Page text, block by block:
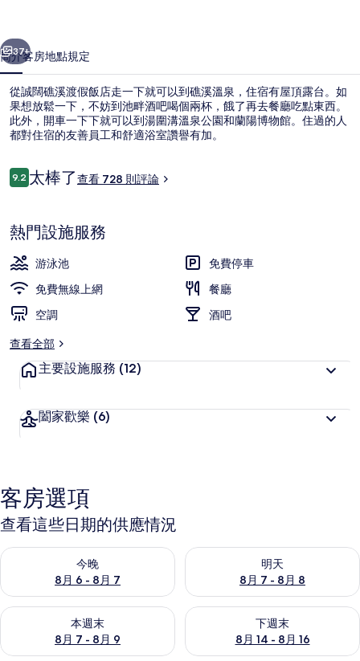
店
的
相
片
個 下一個
37+
簡介客房地點規定
從誠闊礁溪渡假飯店走一下就可以到礁溪溫泉，住宿有屋頂露台。如
果想放鬆一下，不妨到池畔酒吧喝個兩杯，餓了再去餐廳吃點東西。
此外，開車一下下就可以到湯圍溝溫泉公園和蘭陽博物館。住過的人
都對住宿的友善員工和舒適浴室讚譽有加。
評
論
9.29.2 分，滿分 10 分，
太棒了查看 728 則評論
熱門設施服務
游泳池
免費停車
免費無線上網
餐廳
空調
酒吧
查看全部
主要設施服務 (12)
闔家歡樂 (6)
客房選項
查看這些日期的供應情況
今晚
8月 6 - 8月 7
查看今晚 (8月 6 - 8月 7) 的供應情況
明天
8月 7 - 8月 8
查看明天 (8月 7 - 8月 8) 的供
本週末
8月 7 - 8月 9
查看本週末 (8月 7 - 8月 9) 的供應情況
下週末
8月 14 - 8月 16
查看下週末 (8月 14 - 8月 16)